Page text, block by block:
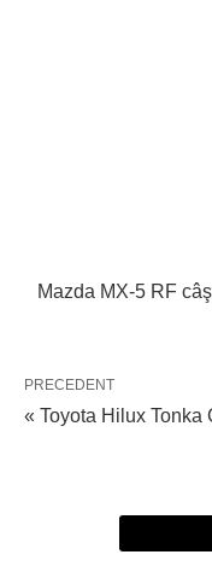
Mazda MX-5 RF
PRECEDENT
« Toyota Hilux Tonka